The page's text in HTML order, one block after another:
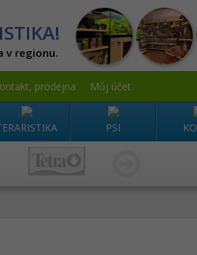
v regionu.
prodejna Můj účet
PSI